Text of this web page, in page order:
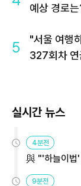
예상 경로
5
"서울 여행
327회차
실시간 뉴스
4분전
與 "'하늘이법'
9분전